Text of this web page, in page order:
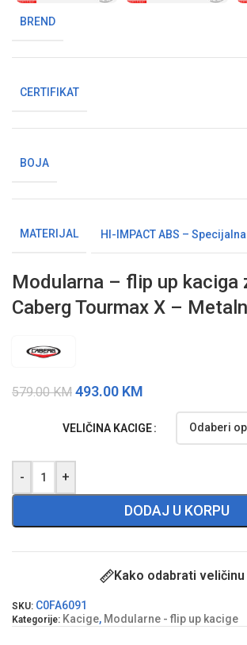
BREND
CERTIFIKAT
BOJA
MATERIJAL HI-IMPACT ABS –
Modularna – flip up kaciga
Caberg Tourmax X –
579.00KM 493.00 KM
VELIČINA KACIGE
- +
DODAJ U KORPU
Kako odabrati veličinu
SKU: C0FA6091
Kategorije: Kacige, Modularne - flip up kacige